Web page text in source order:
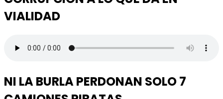
VIALIDAD
NI LA BURLA PERDONAN SOLO 7